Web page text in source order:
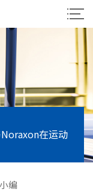
在运动
编